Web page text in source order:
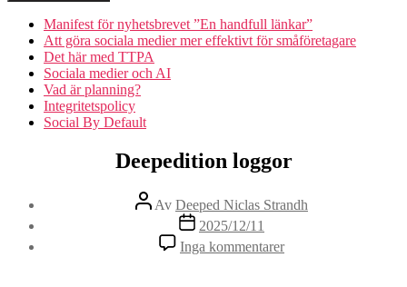
Manifest för nyhetsbrevet ”En handfull länkar”
Att göra sociala medier mer effektivt för småföretagare
Det här med TTPA
Sociala medier och AI
Vad är planning?
Integritetspolicy
Social By Default
Deepedition loggor
Inläggsförfattare
Av Deeped Niclas Strandh
Inläggsdatum
2025/12/11
Inga kommentarertill
Deepedition